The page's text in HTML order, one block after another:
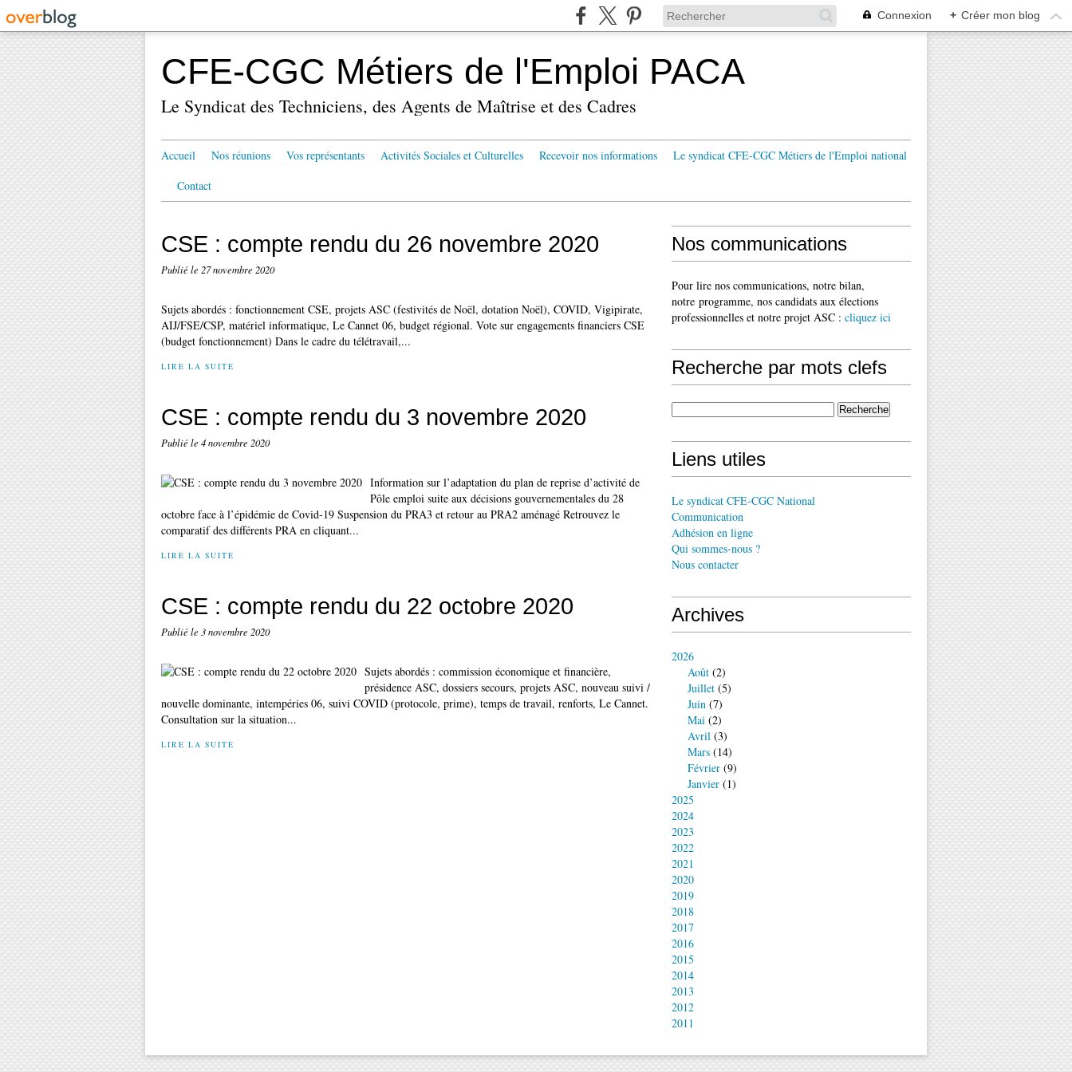
Connexion + Créer mon blog
CFE-CGC Métiers de l'Emploi PACA
Le Syndicat des Techniciens, des Agents de Maîtrise et des Cadres
Accueil Nos réunions Vos représentants Activités Sociales et Culturelles Recevoir nos informations
Le syndicat CFE-CGC Métiers de l'Emploi national
Contact
CSE : compte rendu du 26 novembre 2020
Publié le 27 novembre 2020
Sujets abordés : fonctionnement CSE, projets ASC (festivités de Noël, dotation Noël), COVID, Vigipirate,
AIJ/FSE/CSP, matériel informatique, Le Cannet 06, budget régional. Vote sur engagements financiers CSE
(budget fonctionnement) Dans le cadre du télétravail,...
LIRE LA SUITE
CSE : compte rendu du 3 novembre 2020
Publié le 4 novembre 2020
Information sur l’adaptation du plan de reprise d’activité de
Pôle emploi suite aux décisions gouvernementales du 28
octobre face à l’épidémie de Covid-19 Suspension du PRA3 et retour au PRA2 aménagé Retrouvez le
comparatif des différents PRA en cliquant...
LIRE LA SUITE
CSE : compte rendu du 22 octobre 2020
Publié le 3 novembre 2020
Sujets abordés : commission économique et financière,
présidence ASC, dossiers secours, projets ASC, nouveau suivi /
nouvelle dominante, intempéries 06, suivi COVID (protocole, prime), temps de travail, renforts, Le Cannet.
Consultation sur la situation...
LIRE LA SUITE
Nos communications
Pour lire nos communications, notre bilan,
notre programme, nos candidats aux élections
professionnelles et notre projet ASC : cliquez ici
Recherche par mots clefs
Liens utiles
Le syndicat CFE-CGC National
Communication
Adhésion en ligne
Qui sommes-nous ?
Nous contacter
Archives
2026
Août (2)
Juillet (5)
Juin (7)
Mai (2)
Avril (3)
Mars (14)
Février (9)
Janvier (1)
2025
2024
2023
2022
2021
2020
2019
2018
2017
2016
2015
2014
2013
2012
2011